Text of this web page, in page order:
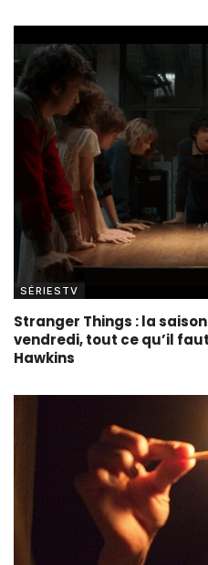
SÉRIESTV
Stranger Things : la
vendredi, tout ce qu’il
Hawkins